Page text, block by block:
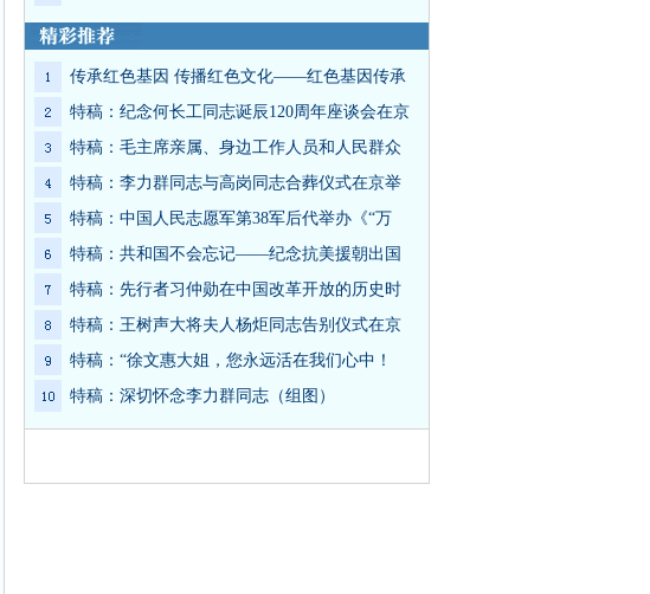
传承红色基因 传播红色文化——红色基因传承
特稿：纪念何长工同志诞辰120周年座谈会在京
特稿：毛主席亲属、身边工作人员和人民群众
特稿：李力群同志与高岗同志合葬仪式在京举
特稿：中国人民志愿军第38军后代举办《“万
特稿：共和国不会忘记——纪念抗美援朝出国
特稿：先行者习仲勋在中国改革开放的历史时
特稿：王树声大将夫人杨炬同志告别仪式在京
特稿：“徐文惠大姐，您永远活在我们心中！
特稿：深切怀念李力群同志（组图）